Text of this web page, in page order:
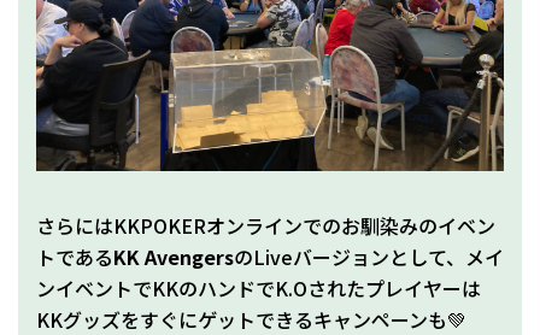
さらにはKKPOKERオンラインでのお馴染みのイベン
トであるKK AvengersのLiveバージョンとして、メイ
ンイベントでKKのハンドでK.Oされたプレイヤーは
KKグッズをすぐにゲットできるキャンペーンも💚